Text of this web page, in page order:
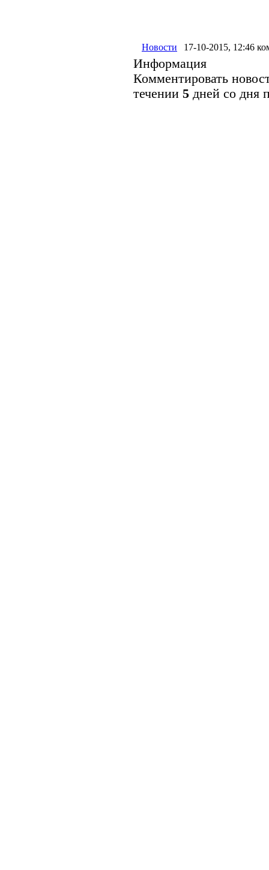
Новости 17-10-2015, 12:46
Информация
Комментировать
течении 5 дней со дня